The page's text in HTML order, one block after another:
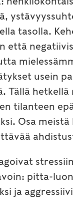
tasolla.
että
usein
Tällä hetkellä
tilanteen
Osa meistä
pitta-
ja